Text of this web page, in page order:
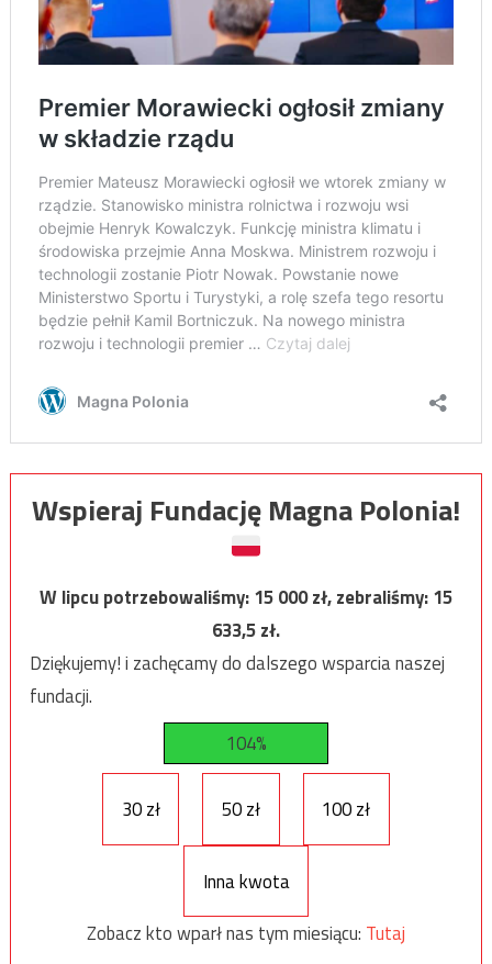
Wspieraj Fundację Magna Polonia!
W lipcu potrzebowaliśmy:15 000zł, zebraliśmy:15
633,5zł.
Dziękujemy! i zachęcamy do dalszego wsparcia naszej
fundacji.
104%
30 zł 50 zł 100 zł
Inna kwota
Zobacz kto wparł nas tym miesiącu: Tutaj